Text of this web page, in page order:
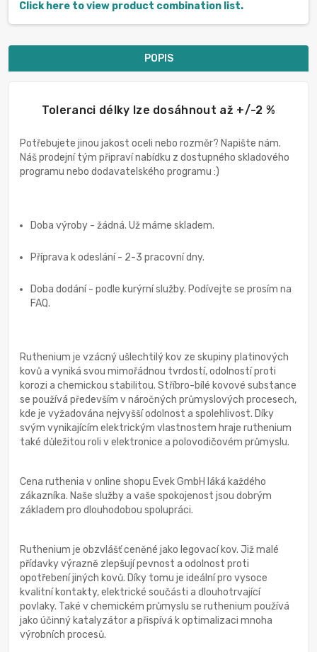
Click here to view product combination list.
POPIS
Toleranci délky lze dosáhnout až +/-2 %
Potřebujete jinou jakost oceli nebo rozměr? Napište nám.
Náš prodejní tým připraví nabídku z dostupného skladového
programu nebo dodavatelského programu :)
Doba výroby - žádná. Už máme skladem.
Příprava k odeslání - 2-3 pracovní dny.
Doba dodání - podle kurýrní služby. Podívejte se prosím na
FAQ.
Ruthenium je vzácný ušlechtilý kov ze skupiny platinových
kovů a vyniká svou mimořádnou tvrdostí, odolností proti
korozi a chemickou stabilitou. Stříbro-bílé kovové substance
se používá především v náročných průmyslových procesech,
kde je vyžadována nejvyšší odolnost a spolehlivost. Díky
svým vynikajícím elektrickým vlastnostem hraje ruthenium
také důležitou roli v elektronice a polovodičovém průmyslu.
Cena ruthenia v online shopu Evek GmbH láká každého
zákazníka. Naše služby a vaše spokojenost jsou dobrým
základem pro dlouhodobou spolupráci.
Ruthenium je obzvlášť ceněné jako legovací kov. Již malé
přídavky výrazně zlepšují pevnost a odolnost proti
opotřebení jiných kovů. Díky tomu je ideální pro vysoce
kvalitní kontakty, elektrické součásti a dlouhotrvající
povlaky. Také v chemickém průmyslu se ruthenium používá
jako účinný katalyzátor a přispívá k optimalizaci mnoha
výrobních procesů.